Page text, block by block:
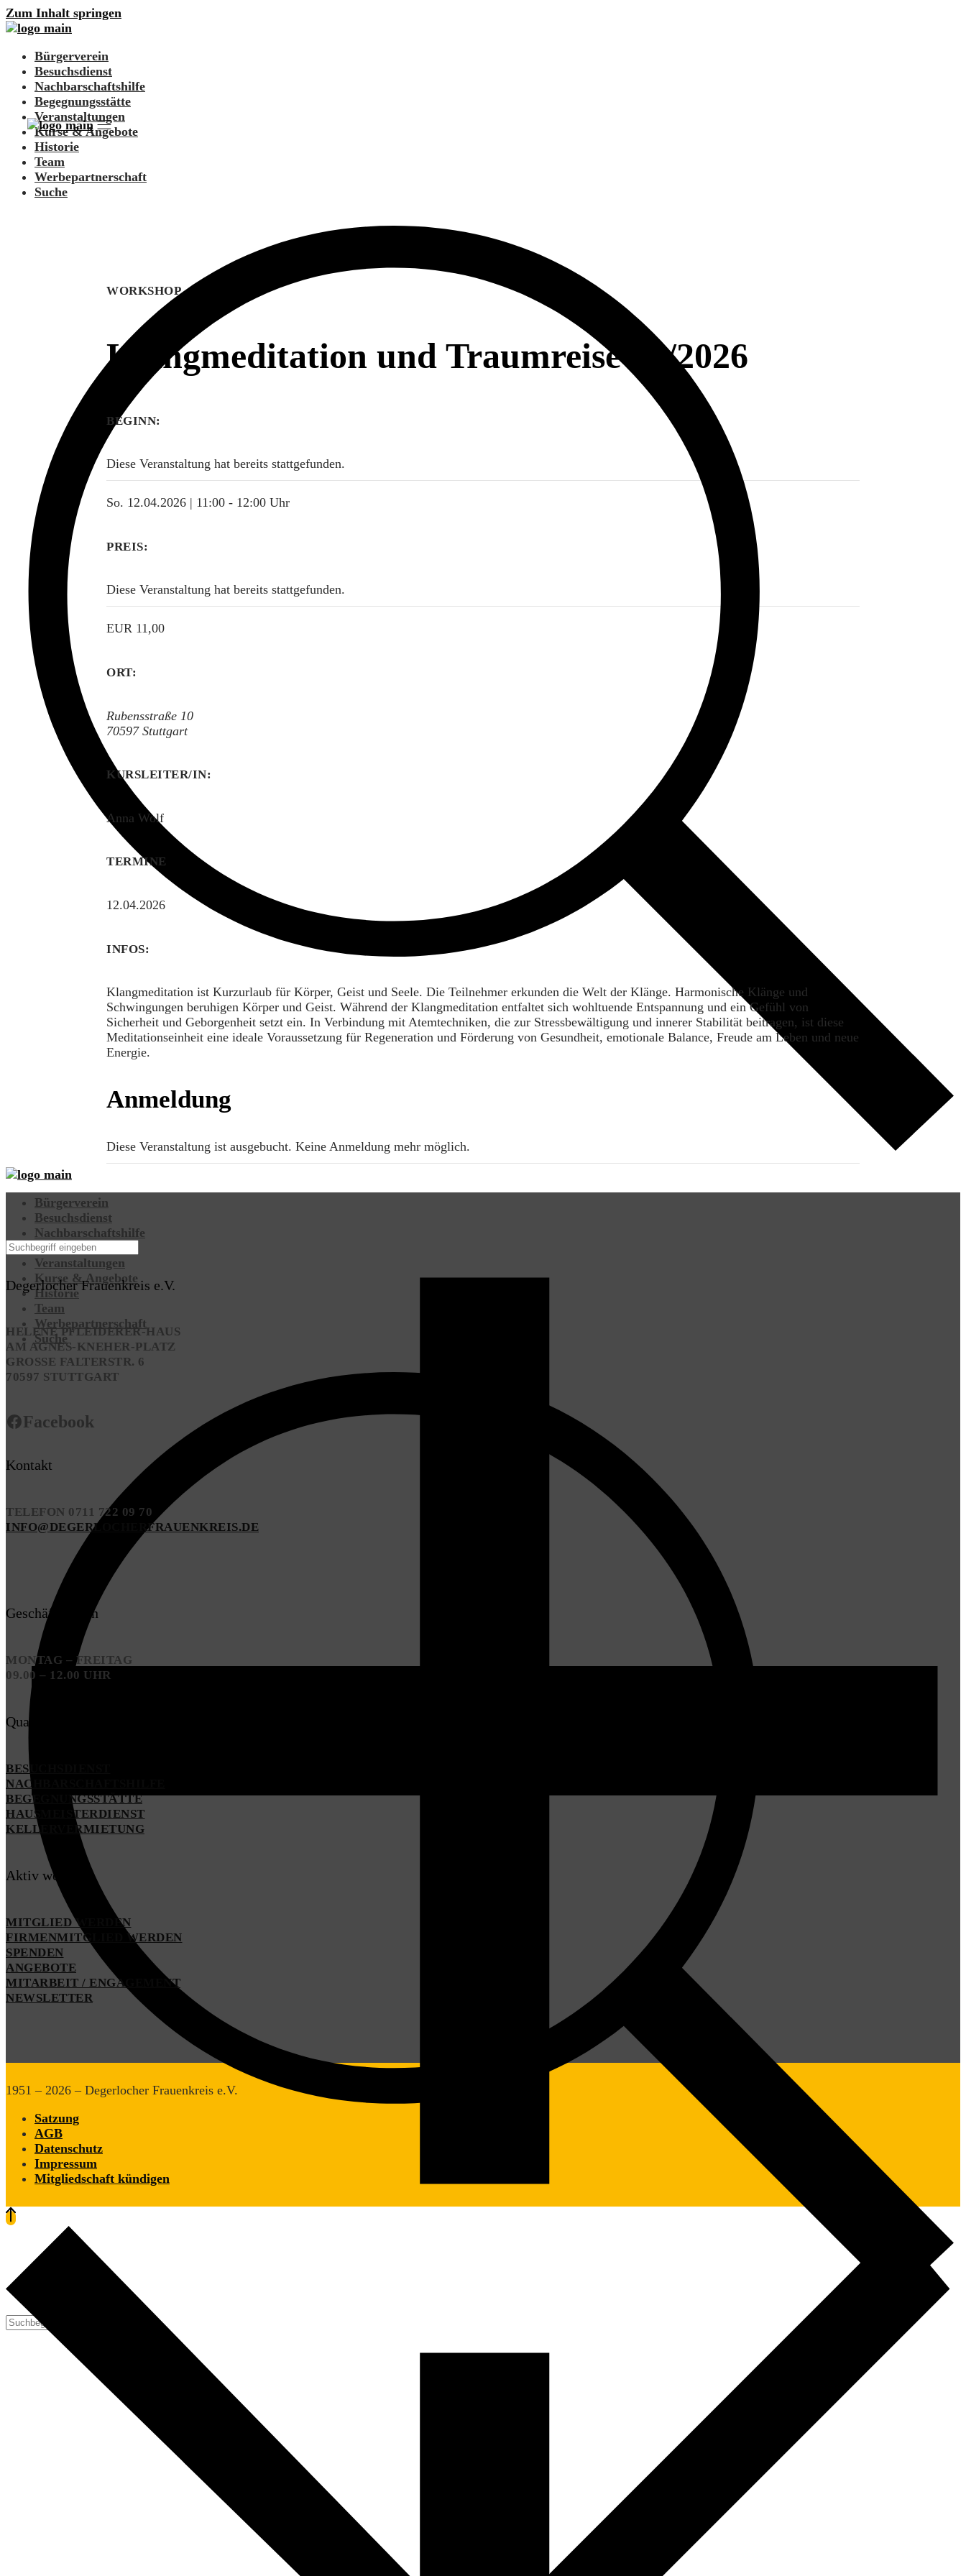
Zum Inhalt springen
Bürgerverein
Besuchsdienst
Nachbarschaftshilfe
Begegnungsstätte
Veranstaltungen
Kurse & Angebote
Historie
Team
Werbepartnerschaft
Suche
Bürgerverein
Besuchsdienst
Nachbarschaftshilfe
Begegnungsstätte
Veranstaltungen
Kurse & Angebote
Historie
Team
Werbepartnerschaft
Suche
WORKSHOP
Klangmeditation und Traumreise 04/2026
BEGINN:
Diese Veranstaltung hat bereits stattgefunden.
So. 12.04.2026 | 11:00 - 12:00 Uhr
PREIS:
Diese Veranstaltung hat bereits stattgefunden.
EUR 11,00
ORT:
Rubensstraße 10
70597 Stuttgart
KURSLEITER/IN:
Anna Wolf
TERMINE
12.04.2026
INFOS:
Klangmeditation ist Kurzurlaub für Körper, Geist und Seele. Die Teilnehmer erkunden die Welt der Klänge. Harmonische Klänge und
Schwingungen beruhigen Körper und Geist. Während der Klangmeditation entfaltet sich wohltuende Entspannung und ein Gefühl von
Sicherheit und Geborgenheit setzt ein. In Verbindung mit Atemtechniken, die zur Stressbewältigung und innerer Stabilität beitragen, ist diese
Meditationseinheit eine ideale Voraussetzung für Regeneration und Förderung von Gesundheit, emotionale Balance, Freude am Leben und neue
Energie.
Anmeldung
Diese Veranstaltung ist ausgebucht. Keine Anmeldung mehr möglich.
Degerlocher Frauenkreis e.V.
HELENE PFLEIDERER-HAUS
AM AGNES-KNEHER-PLATZ
GROSSE FALTERSTR. 6
70597 STUTTGART
Facebook
Kontakt
TELEFON 0711 722 09 70
INFO@DEGERLOCHERFRAUENKREIS.DE
Geschäftszeiten
MONTAG – FREITAG
09.00 – 12.00 UHR
Quartiersarbeit
BESUCHSDIENST
NACHBARSCHAFTSHILFE
BEGEGNUNGSSTÄTTE
HAUSMEISTERDIENST
KELLERVERMIETUNG
Aktiv werden
MITGLIED WERDEN
FIRMENMITGLIED WERDEN
SPENDEN
ANGEBOTE
MITARBEIT / ENGAGEMENT
NEWSLETTER
1951 – 2026 – Degerlocher Frauenkreis e.V.
Satzung
AGB
Datenschutz
Impressum
Mitgliedschaft kündigen